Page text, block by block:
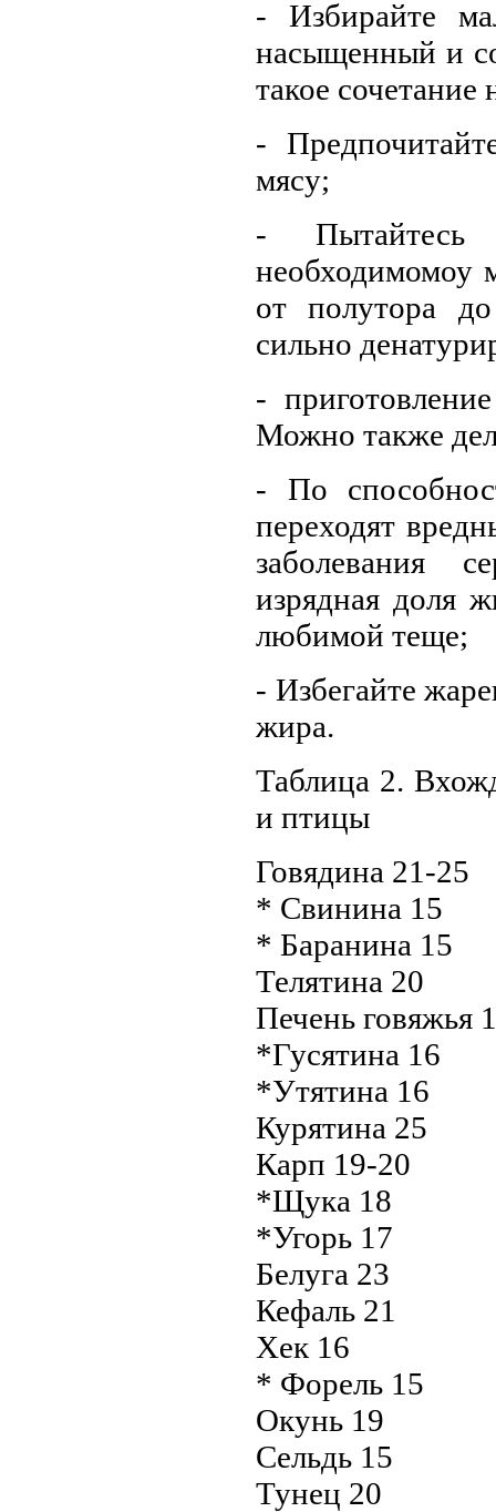
- Избирайте
насыщенный и
такое сочетание
-
мясу;
- Пытайтесь
необходимомоу
от полутора
сильно
-
Можно также
- По
переходят
заболевания
изрядная доля
любимой теще;
- Избегайте
жира.
Таблица 2.
и птицы
Говядина 21-25
* Свинина 15
* Баранина 15
Телятина 20
Печень говяжья
*Гусятина 16
*Утятина 16
Курятина 25
Карп 19-20
*Щука 18
*Угорь 17
Белуга 23
Кефаль 21
Хек 16
* Форель 15
Окунь 19
Сельдь 15
Тунец 20